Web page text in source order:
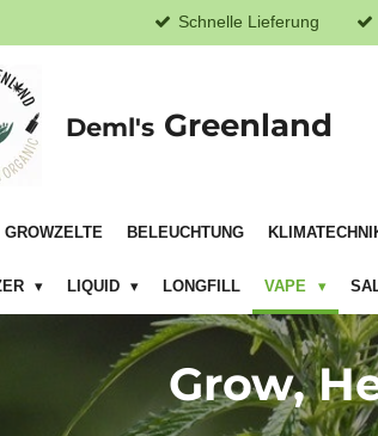
Schnelle Lieferung
Deml's Greenland
GROWZELTE BELEUCHTUNG
LIQUID LONGFILL VAPE
Grow,